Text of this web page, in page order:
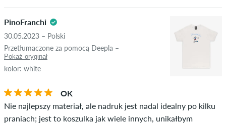
PinoFranchi
30.05.2023 – Polski
Przetłumaczone za pomocą Deepla –
Pokaż oryginał
kolor: white
OK
Nie najlepszy materiał, ale nadruk jest nadal idealny po kilku
praniach; jest to koszulka jak wiele innych, unikałbym